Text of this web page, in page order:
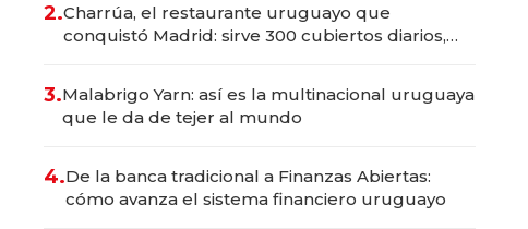
2.Charrúa, el restaurante uruguayo que
conquistó Madrid: sirve 300 cubiertos diarios,
3.Malabrigo Yarn: así es la multinacional uruguaya
que le da de tejer al mundo
4.De la banca tradicional a Finanzas Abiertas:
cómo avanza el sistema financiero uruguayo